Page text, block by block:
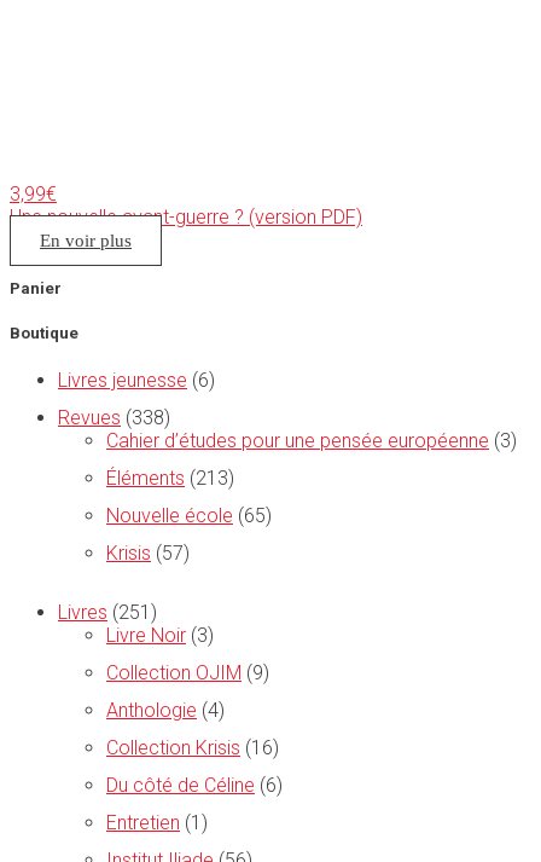
3,99€
Une nouvelle avant-guerre ? (version PDF)
En voir plus
Panier
Boutique
Livres jeunesse (6)
Revues (338)
Cahier d’études pour une pensée européenne (3)
Éléments (213)
Nouvelle école (65)
Krisis (57)
Livres (251)
Livre Noir (3)
Collection OJIM (9)
Anthologie (4)
Collection Krisis (16)
Du côté de Céline (6)
Entretien (1)